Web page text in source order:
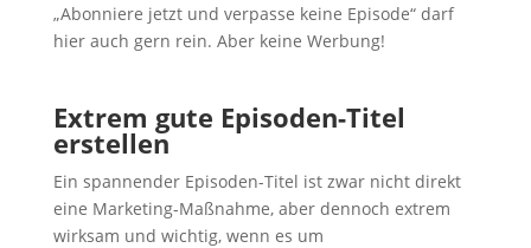
„Abonniere jetzt und verpasse keine Episode“ darf
hier auch gern rein. Aber keine Werbung!
Extrem gute Episoden-Titel
erstellen
Ein spannender Episoden-Titel ist zwar nicht direkt
eine Marketing-Maßnahme, aber dennoch extrem
wirksam und wichtig, wenn es um